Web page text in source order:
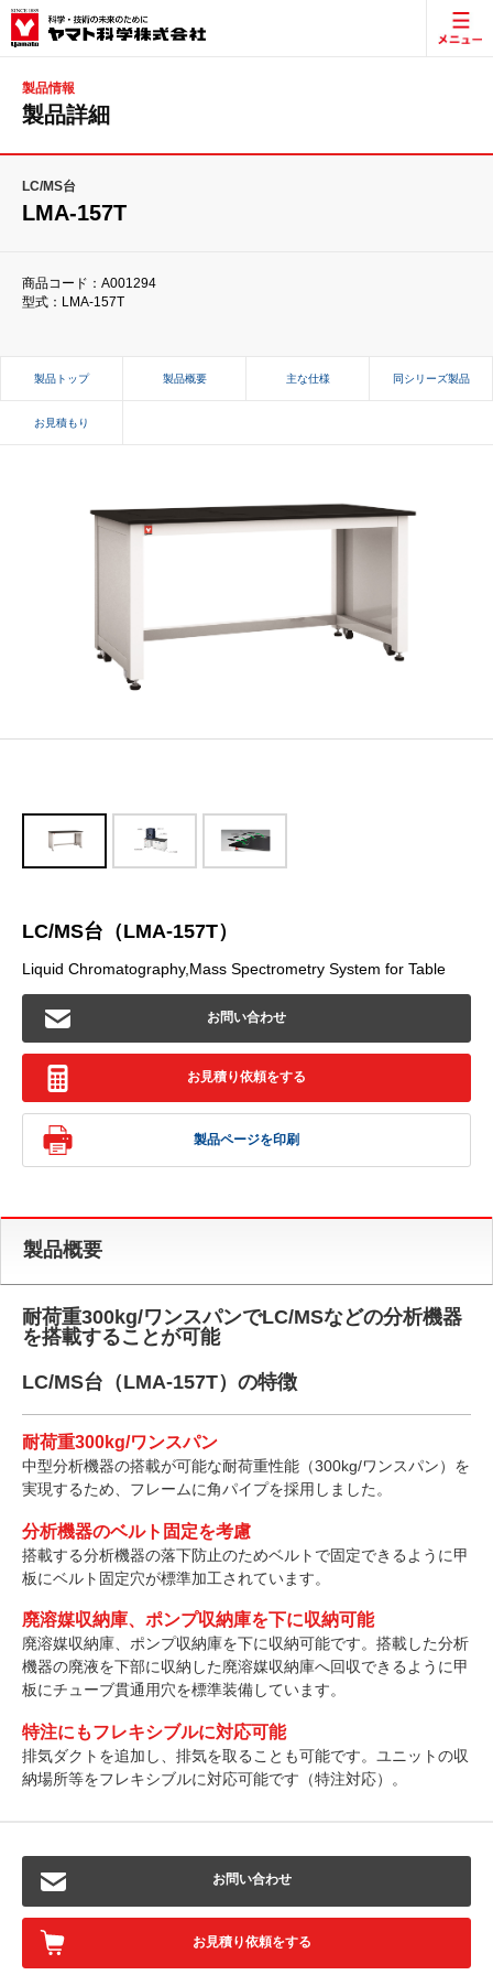
製品情報
製品詳細
LC/MS台
LMA-157T
商品コード：A001294
型式：LMA-157T
製品トップ 製品概要 主な仕様 同シリーズ製品
お見積もり
LC/MS台（LMA-157T）
Liquid Chromatography,Mass Spectrometry System for Table
お問い合わせ
お見積り依頼をする
製品ページを印刷
製品概要
耐荷重300kg/ワンスパンでLC/MSなどの分析機器
を搭載することが可能
LC/MS台（LMA-157T）の特徴
耐荷重300kg/ワンスパン
中型分析機器の搭載が可能な耐荷重性能（300kg/ワンスパン）を
実現するため、フレームに角パイプを採用しました。
分析機器のベルト固定を考慮
搭載する分析機器の落下防止のためベルトで固定できるように甲
板にベルト固定穴が標準加工されています。
廃溶媒収納庫、ポンプ収納庫を下に収納可能
廃溶媒収納庫、ポンプ収納庫を下に収納可能です。搭載した分析
機器の廃液を下部に収納した廃溶媒収納庫へ回収できるように甲
板にチューブ貫通用穴を標準装備しています。
特注にもフレキシブルに対応可能
排気ダクトを追加し、排気を取ることも可能です。ユニットの収
納場所等をフレキシブルに対応可能です（特注対応）。
お問い合わせ
お見積り依頼をする